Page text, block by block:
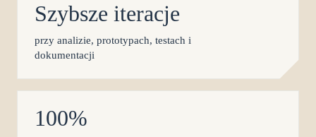
Szybsze iteracje
przy analizie, prototypach, testach i
dokumentacji
100%